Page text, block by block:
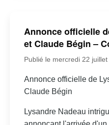
Annonce officielle
et Claude Bégin –
Publié le mercredi 22
Annonce officielle de
Claude Bégin
Lysandre Nadeau